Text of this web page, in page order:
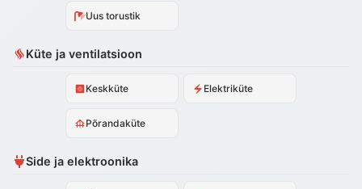
Uus torustik
Küte ja ventilatsioon
Keskküte Elektriküte
Põrandaküte
Side ja elektroonika